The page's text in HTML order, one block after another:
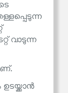
വാടുന്ന